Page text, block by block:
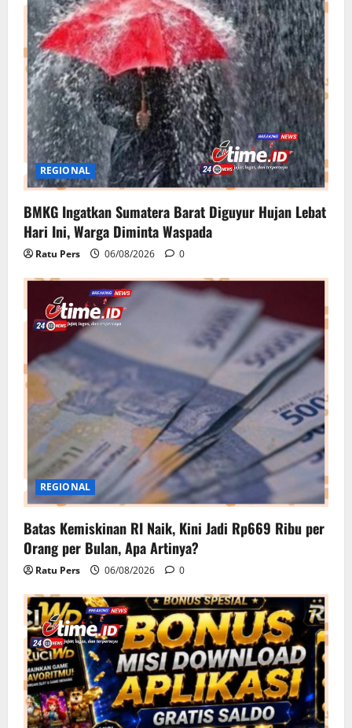
REGIONAL
BMKG Ingatkan Sumatera Barat Diguyur Hujan Lebat
Hari Ini, Warga Diminta Waspada
Ratu Pers 06/08/2026 0
REGIONAL
Batas Kemiskinan RI Naik, Kini Jadi Rp669 Ribu per
Orang per Bulan, Apa Artinya?
Ratu Pers 06/08/2026 0